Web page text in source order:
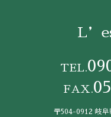
TEL.
FAX.
〒504-0912 岐阜